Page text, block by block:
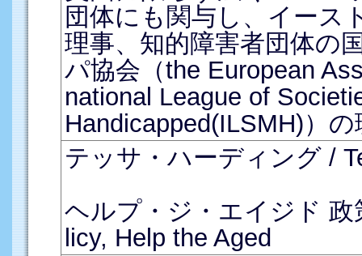
団体にも関与し、イース
理事、知的障害者団体の
パ協会（the European
national League of
Handicapped(ILSMH)）
テッサ・ハーディング /
ヘルプ・ジ・エイジド
licy, Help the Aged